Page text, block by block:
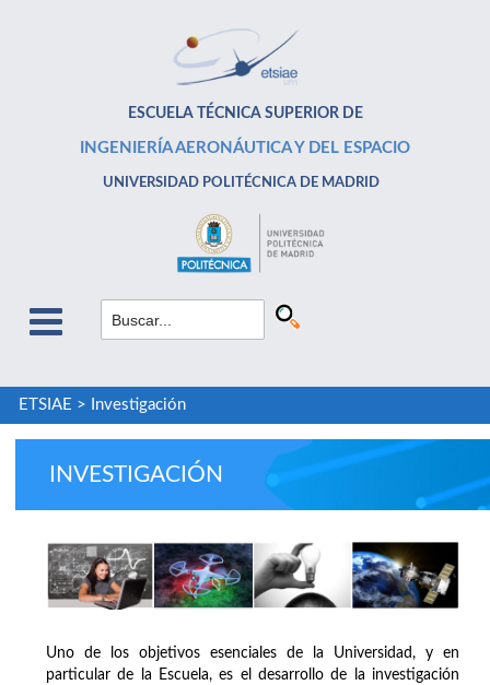
ESCUELA TÉCNICA SUPERIOR DE
INGENIERÍA AERONÁUTICA Y DEL ESPACIO
UNIVERSIDAD POLITÉCNICA DE MADRID
ETSIAE > Investigación
INVESTIGACIÓN
Uno de los objetivos esenciales de la Universidad, y en
particular de la Escuela, es el desarrollo de la investigación